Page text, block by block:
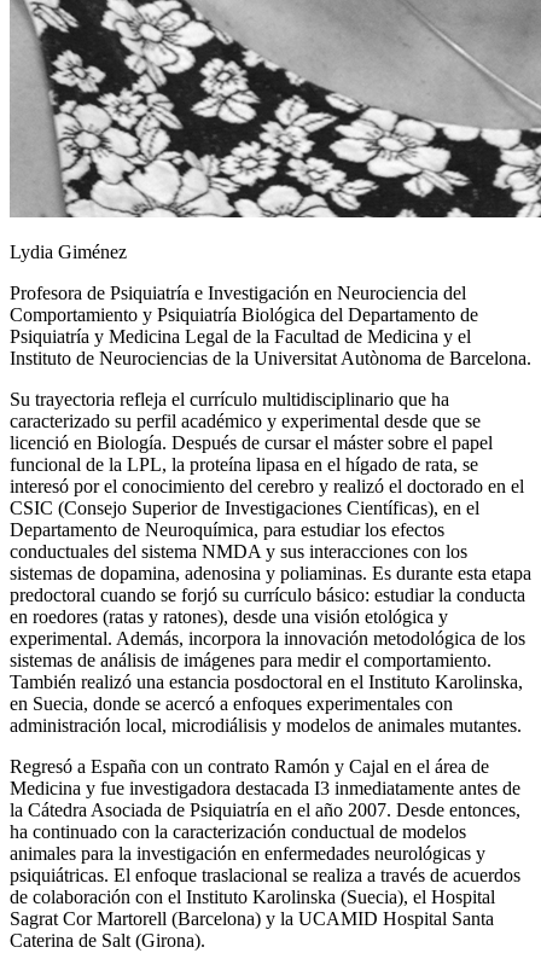
Lydia Giménez
Profesora de Psiquiatría e Investigación en Neurociencia del
Comportamiento y Psiquiatría Biológica del Departamento de
Psiquiatría y Medicina Legal de la Facultad de Medicina y el
Instituto de Neurociencias de la Universitat Autònoma de Barcelona.
Su trayectoria refleja el currículo multidisciplinario que ha
caracterizado su perfil académico y experimental desde que se
licenció en Biología. Después de cursar el máster sobre el papel
funcional de la LPL, la proteína lipasa en el hígado de rata, se
interesó por el conocimiento del cerebro y realizó el doctorado en el
CSIC (Consejo Superior de Investigaciones Científicas), en el
Departamento de Neuroquímica, para estudiar los efectos
conductuales del sistema NMDA y sus interacciones con los
sistemas de dopamina, adenosina y poliaminas. Es durante esta etapa
predoctoral cuando se forjó su currículo básico: estudiar la conducta
en roedores (ratas y ratones), desde una visión etológica y
experimental. Además, incorpora la innovación metodológica de los
sistemas de análisis de imágenes para medir el comportamiento.
También realizó una estancia posdoctoral en el Instituto Karolinska,
en Suecia, donde se acercó a enfoques experimentales con
administración local, microdiálisis y modelos de animales mutantes.
Regresó a España con un contrato Ramón y Cajal en el área de
Medicina y fue investigadora destacada I3 inmediatamente antes de
la Cátedra Asociada de Psiquiatría en el año 2007. Desde entonces,
ha continuado con la caracterización conductual de modelos
animales para la investigación en enfermedades neurológicas y
psiquiátricas. El enfoque traslacional se realiza a través de acuerdos
de colaboración con el Instituto Karolinska (Suecia), el Hospital
Sagrat Cor Martorell (Barcelona) y la UCAMID Hospital Santa
Caterina de Salt (Girona).